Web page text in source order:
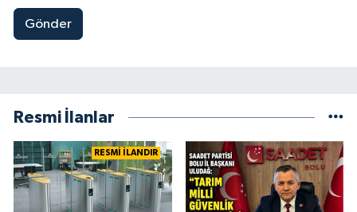
Gönder
Resmi İlanlar
RESMİ İLANDIR